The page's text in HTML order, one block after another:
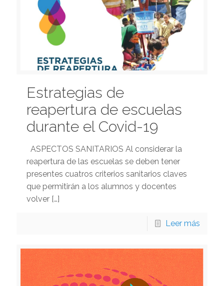
Estrategias de
reapertura de escuelas
durante el Covid-19
ASPECTOS SANITARIOS Al considerar la
reapertura de las escuelas se deben tener
presentes cuatros criterios sanitarios claves
que permitirán a los alumnos y docentes
volver […]
Leer más